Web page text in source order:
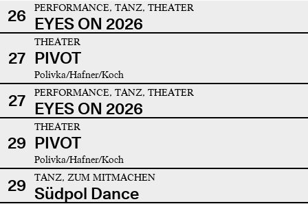
26
PERFORMANCE, TANZ, THEATER
EYES ON 2026
27
THEATER
PIVOT
Polivka/Hafner/Koch
27 PERFORMANCE, TANZ, THEATER
EYES ON 2026
29
THEATER
PIVOT
Polivka/Hafner/Koch
29 TANZ, ZUM MITMACHEN
Südpol Dance